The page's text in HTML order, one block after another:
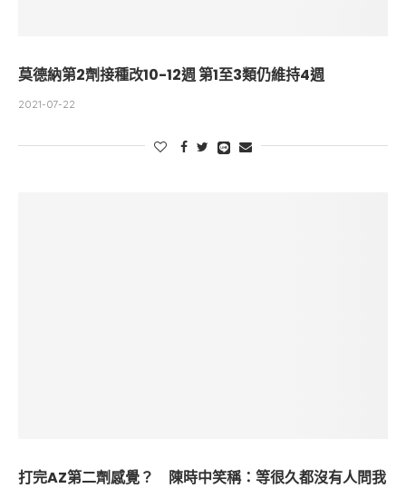
莫德納第2劑接種改10-12週 第1至3類仍維持4週
2021-07-22
打完AZ第二劑感覺？ 陳時中笑稱：等很久都沒有人問我